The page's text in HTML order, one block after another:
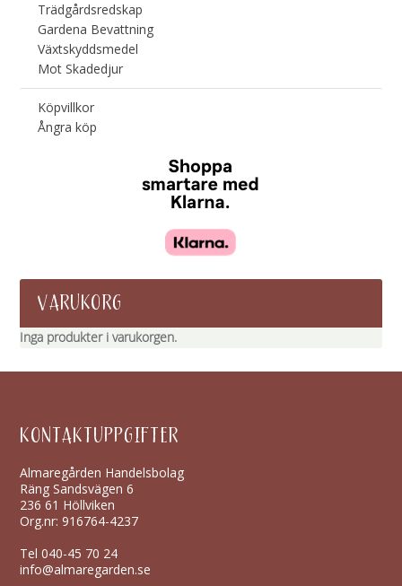
Trädgårdsredskap
Gardena Bevattning
Växtskyddsmedel
Mot Skadedjur
Köpvillkor
Ångra köp
VARUKORG
Inga produkter i varukorgen.
KONTAKTUPPGIFTER
Almaregården Handelsbolag
Räng Sandsvägen 6
236 61 Höllviken
Org.nr: 916764-4237
Tel040-45 70 24
info@almaregarden.se